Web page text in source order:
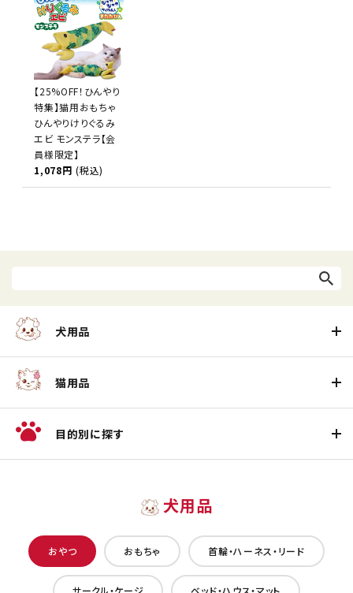
【25%OFF！ひんやり
特集】猫用おもちゃ
ひんやりけりぐるみ
エビ モンステラ【会
員様限定】
1,078円 (税込)
犬用品
猫用品
目的別に探す
犬用品
おやつ おもちゃ 首輪・ハーネス・リード
サークル・ケージ ベッド・ハウス・マット